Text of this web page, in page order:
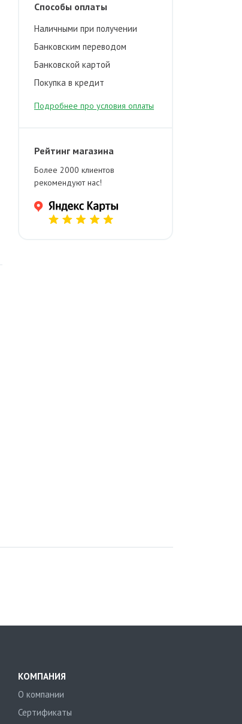
Способы оплаты
Наличными при получении
Банковским переводом
Банковской картой
Покупка в кредит
Подробнее про условия оплаты
Рейтинг магазина
Более 2000 клиентов
рекомендуют нас!
КОМПАНИЯ
О компании
Сертификаты